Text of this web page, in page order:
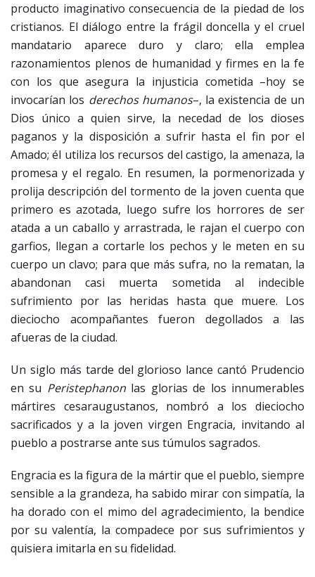
producto imaginativo consecuencia de la piedad de los
cristianos. El diálogo entre la frágil doncella y el cruel
mandatario aparece duro y claro; ella emplea
razonamientos plenos de humanidad y firmes en la fe
con los que asegura la injusticia cometida –hoy se
invocarían los derechos humanos–, la existencia de un
Dios único a quien sirve, la necedad de los dioses
paganos y la disposición a sufrir hasta el fin por el
Amado; él utiliza los recursos del castigo, la amenaza, la
promesa y el regalo. En resumen, la pormenorizada y
prolija descripción del tormento de la joven cuenta que
primero es azotada, luego sufre los horrores de ser
atada a un caballo y arrastrada, le rajan el cuerpo con
garfios, llegan a cortarle los pechos y le meten en su
cuerpo un clavo; para que más sufra, no la rematan, la
abandonan casi muerta sometida al indecible
sufrimiento por las heridas hasta que muere. Los
dieciocho acompañantes fueron degollados a las
afueras de la ciudad.
Un siglo más tarde del glorioso lance cantó Prudencio
en su Peristephanon las glorias de los innumerables
mártires cesaraugustanos, nombró a los dieciocho
sacrificados y a la joven virgen Engracia, invitando al
pueblo a postrarse ante sus túmulos sagrados.
Engracia es la figura de la mártir que el pueblo, siempre
sensible a la grandeza, ha sabido mirar con simpatía, la
ha dorado con el mimo del agradecimiento, la bendice
por su valentía, la compadece por sus sufrimientos y
quisiera imitarla en su fidelidad.